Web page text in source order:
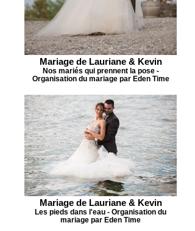
Mariage de Lauriane & Kevin
Nos mariés qui prennent la pose -
Organisation du mariage par Eden Time
Mariage de Lauriane & Kevin
Les pieds dans l'eau - Organisation du
mariage par Eden Time